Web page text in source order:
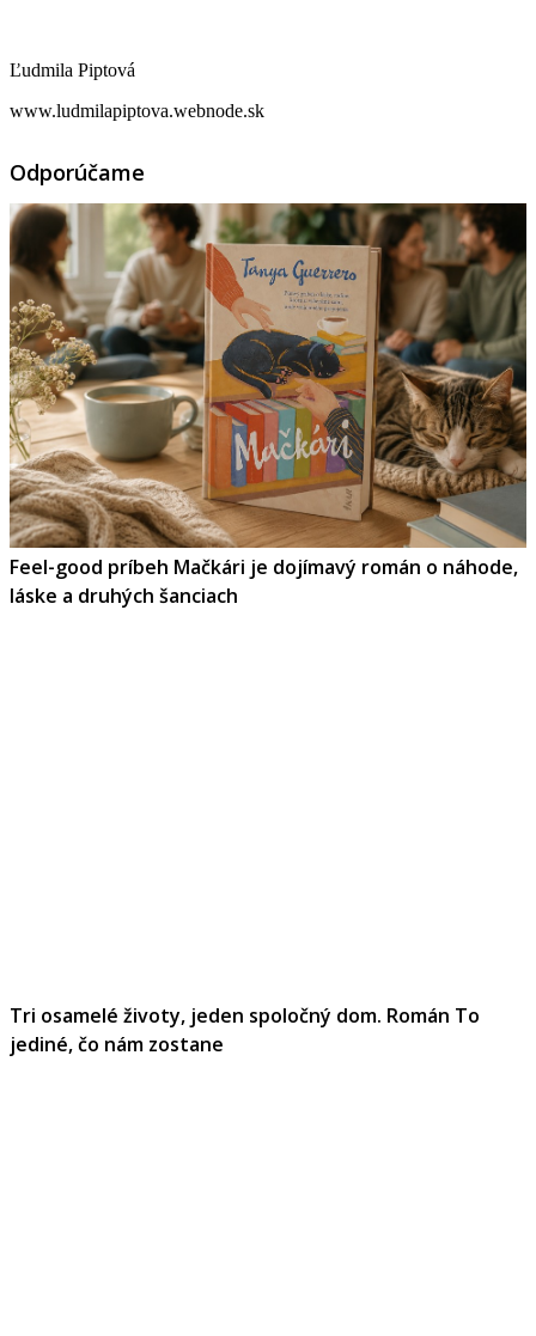
Ľudmila Piptová
www.ludmilapiptova.webnode.sk
Odporúčame
Feel-good príbeh Mačkári je dojímavý román o náhode,
láske a druhých šanciach
Tri osamelé životy, jeden spoločný dom. Román To
jediné, čo nám zostane